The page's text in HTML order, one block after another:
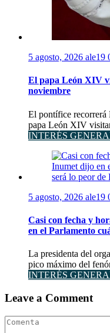
5 agosto, 2026 ale19
El papa León XIV
noviembre
El pontífice recorrerá
papa León XIV
INTERÉS
5 agosto, 2026 ale19
Casi con fecha y
en el Parlamento
La presidenta del
pico máximo del
INTERÉS
Leave a Comment